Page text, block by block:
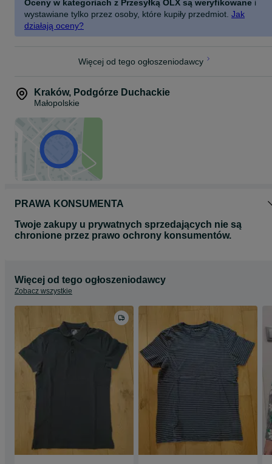
Oceny w kategoriach z Przesyłką OLX są weryfikowane i
wystawiane tylko przez osoby, które kupiły przedmiot. Jak
działają oceny?
Więcej od tego ogłoszeniodawcy
Kraków, Podgórze Duchackie
Małopolskie
PRAWA KONSUMENTA
Twoje zakupy u prywatnych sprzedających nie są
chronione przez prawo ochrony konsumentów.
Więcej od tego ogłoszeniodawcy
Zobacz wszystkie